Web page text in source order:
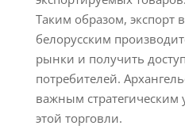
Таким образом, экспорт
белорусским
рынки и получить
потребителей.
важным стратегическим
этой торговли.